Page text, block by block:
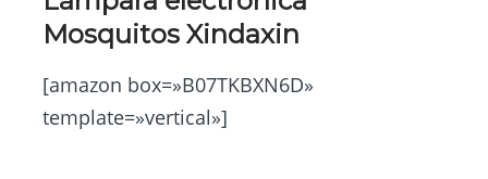
Mosquitos Xindaxin
[amazon box=»B07TKBXN6D»
template=»vertical»]